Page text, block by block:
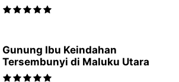
Gunung Ibu Keindahan
Tersembunyi di Maluku Utara